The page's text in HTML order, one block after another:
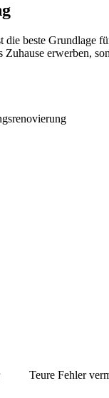
beste Grundlage
erwerben,
Teure Fehler